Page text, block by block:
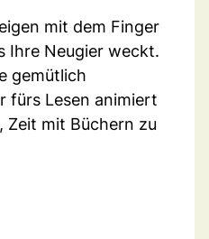
mit dem Finger
Ihre Neugier weckt.
gemütlich
fürs Lesen animiert
Zeit mit Büchern zu